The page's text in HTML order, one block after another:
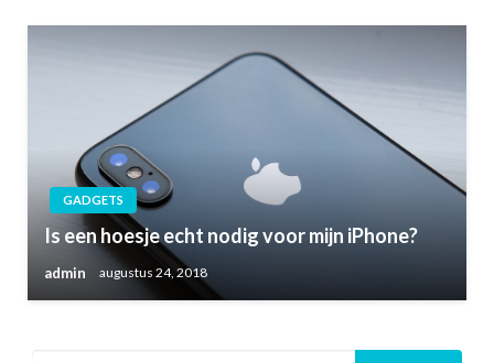
GADGETS
Is een hoesje echt nodig voor mijn iPhone?
admin augustus 24, 2018